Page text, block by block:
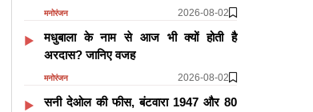
मनोरंजन 2026-08-02
मधुबाला के नाम से आज भी क्यों होती है
अरदास? जानिए वजह
मनोरंजन 2026-08-02
सनी देओल की फीस, बंटवारा 1947 और 80